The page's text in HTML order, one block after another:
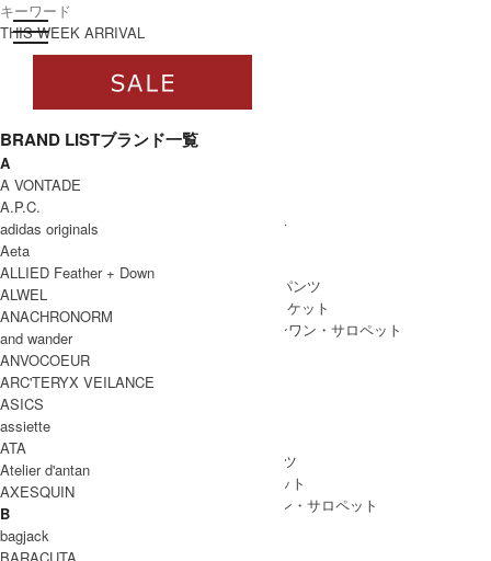
toggle navigation
ログイン
すべて
WOMEN
WOMEN ALL ITEM
/ ワンピース
SKIRT
BOTTOMS
/ ボトムス・パンツ
/ アウター・ジャケット
/ オールインワン・サロペット
MEN
MEN ALL ITEM
/ ボトムス・パンツ
/ アウター・ジャケット
/ オールインワン・サロペット
THIS WEEK ARRIVAL
BRAND LISTブランド一覧
A
A VONTADE
A.P.C.
adidas originals
Aeta
ALLIED Feather + Down
ALWEL
ANACHRONORM
and wander
ANVOCOEUR
ARC'TERYX VEILANCE
ASICS
assiette
ATA
Atelier d'antan
AXESQUIN
B
bagjack